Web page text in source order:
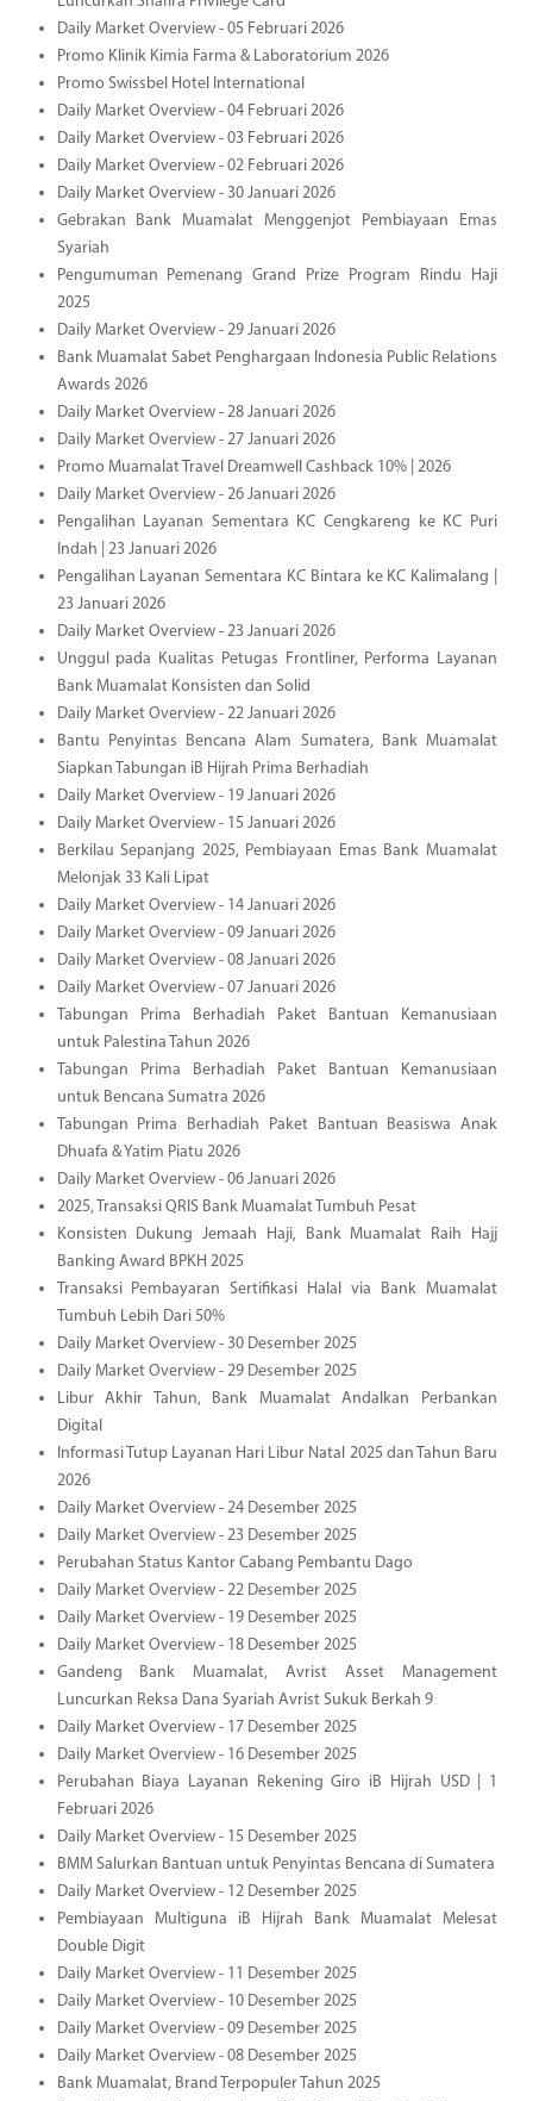
Daily Market Overview - 05 Februari 2026
Promo Klinik Kimia Farma & Laboratorium 2026
Promo Swissbel Hotel International
Daily Market Overview - 04 Februari 2026
Daily Market Overview - 03 Februari 2026
Daily Market Overview - 02 Februari 2026
Daily Market Overview - 30 Januari 2026
Gebrakan Bank Muamalat Menggenjot Pembiayaan Emas
Syariah
Pengumuman Pemenang Grand Prize Program Rindu Haji
2025
Daily Market Overview - 29 Januari 2026
Bank Muamalat Sabet Penghargaan Indonesia Public Relations
Awards 2026
Daily Market Overview - 28 Januari 2026
Daily Market Overview - 27 Januari 2026
Promo Muamalat Travel Dreamwell Cashback 10% | 2026
Daily Market Overview - 26 Januari 2026
Pengalihan Layanan Sementara KC Cengkareng ke KC Puri
Indah | 23 Januari 2026
Pengalihan Layanan Sementara KC Bintara ke KC Kalimalang |
23 Januari 2026
Daily Market Overview - 23 Januari 2026
Unggul pada Kualitas Petugas Frontliner, Performa Layanan
Bank Muamalat Konsisten dan Solid
Daily Market Overview - 22 Januari 2026
Bantu Penyintas Bencana Alam Sumatera, Bank Muamalat
Siapkan Tabungan iB Hijrah Prima Berhadiah
Daily Market Overview - 19 Januari 2026
Daily Market Overview - 15 Januari 2026
Berkilau Sepanjang 2025, Pembiayaan Emas Bank Muamalat
Melonjak 33 Kali Lipat
Daily Market Overview - 14 Januari 2026
Daily Market Overview - 09 Januari 2026
Daily Market Overview - 08 Januari 2026
Daily Market Overview - 07 Januari 2026
Tabungan Prima Berhadiah Paket Bantuan Kemanusiaan
untuk Palestina Tahun 2026
Tabungan Prima Berhadiah Paket Bantuan Kemanusiaan
untuk Bencana Sumatra 2026
Tabungan Prima Berhadiah Paket Bantuan Beasiswa Anak
Dhuafa & Yatim Piatu 2026
Daily Market Overview - 06 Januari 2026
2025, Transaksi QRIS Bank Muamalat Tumbuh Pesat
Konsisten Dukung Jemaah Haji, Bank Muamalat Raih Hajj
Banking Award BPKH 2025
Transaksi Pembayaran Sertifikasi Halal via Bank Muamalat
Tumbuh Lebih Dari 50%
Daily Market Overview - 30 Desember 2025
Daily Market Overview - 29 Desember 2025
Libur Akhir Tahun, Bank Muamalat Andalkan Perbankan
Digital
Informasi Tutup Layanan Hari Libur Natal 2025 dan Tahun Baru
2026
Daily Market Overview - 24 Desember 2025
Daily Market Overview - 23 Desember 2025
Perubahan Status Kantor Cabang Pembantu Dago
Daily Market Overview - 22 Desember 2025
Daily Market Overview - 19 Desember 2025
Daily Market Overview - 18 Desember 2025
Gandeng Bank Muamalat, Avrist Asset Management
Luncurkan Reksa Dana Syariah Avrist Sukuk Berkah 9
Daily Market Overview - 17 Desember 2025
Daily Market Overview - 16 Desember 2025
Perubahan Biaya Layanan Rekening Giro iB Hijrah USD | 1
Februari 2026
Daily Market Overview - 15 Desember 2025
BMM Salurkan Bantuan untuk Penyintas Bencana di Sumatera
Daily Market Overview - 12 Desember 2025
Pembiayaan Multiguna iB Hijrah Bank Muamalat Melesat
Double Digit
Daily Market Overview - 11 Desember 2025
Daily Market Overview - 10 Desember 2025
Daily Market Overview - 09 Desember 2025
Daily Market Overview - 08 Desember 2025
Bank Muamalat, Brand Terpopuler Tahun 2025